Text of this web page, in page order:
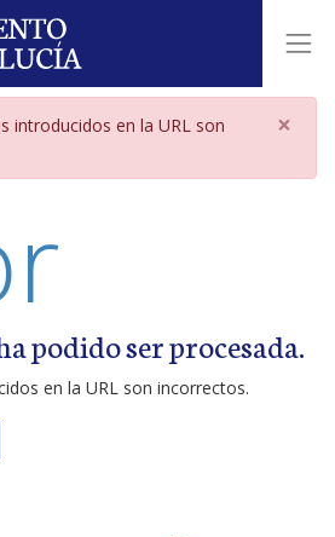
por parámetros
introducidos en la URL son
×
podido ser procesada.
en la URL son incorrectos.